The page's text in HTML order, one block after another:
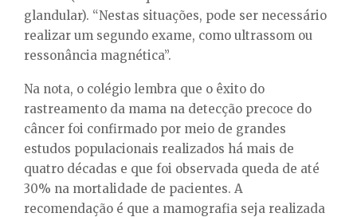
glandular). “Nestas situações, pode ser necessário
realizar um segundo exame, como ultrassom ou
ressonância magnética”.
Na nota, o colégio lembra que o êxito do
rastreamento da mama na detecção precoce do
câncer foi confirmado por meio de grandes
estudos populacionais realizados há mais de
quatro décadas e que foi observada queda de até
30% na mortalidade de pacientes. A
recomendação é que a mamografia seja realizada